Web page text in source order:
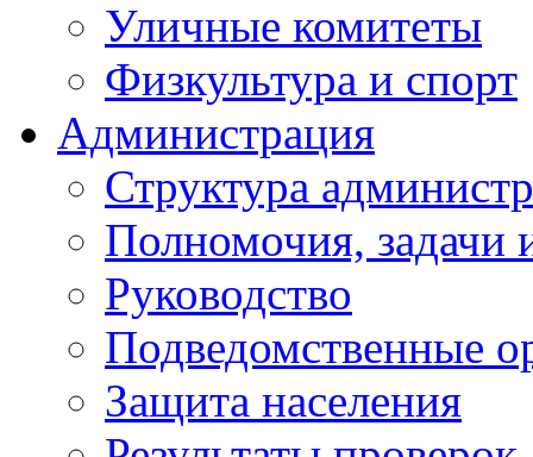
Уличные комитеты
Физкультура и спорт
Администрация
Структура
Полномочия, задачи
Руководство
Подведомственные
Защита населения